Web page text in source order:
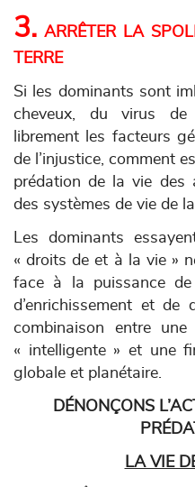
3. ARRÊTER LA
TERRE
Si les dominants sont
cheveux, du virus
librement les facteurs
de l’injustice, comment
prédation de la vie des
des systèmes de vie de
Les dominants
« droits de et à la vie »
face à la puissance de
d’enrichissement et de
combinaison entre
« intelligente » et une
globale et planétaire.
DÉNONÇONS
LA VIE